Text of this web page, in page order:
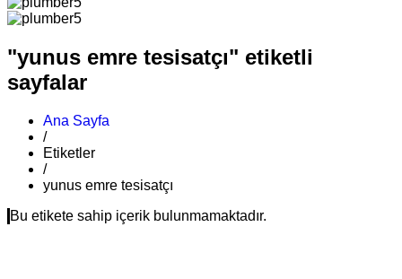
"yunus emre tesisatçı" etiketli
sayfalar
Ana Sayfa
/
Etiketler
/
yunus emre tesisatçı
Bu etikete sahip içerik bulunmamaktadır.